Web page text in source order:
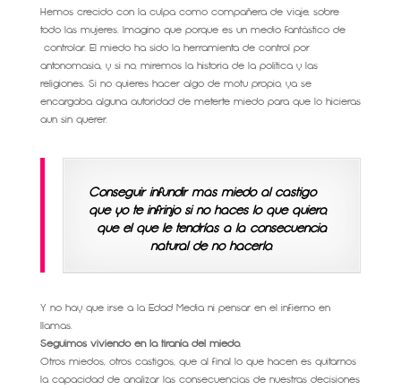
Hemos crecido con la culpa como compañera de viaje, sobre
todo las mujeres. Imagino que porque es un medio fantástico de
controlar. El miedo ha sido la herramienta de control por
antonomasia, y si no, miremos la historia de la política y las
religiones. Si no quieres hacer algo de motu propio, ya se
encargaba alguna autoridad de meterte miedo para que lo hicieras
aun sin querer.
Conseguir infundir más miedo al castigo
que yo te infrinjo si no haces lo que quiero,
que el que le tendrías a la consecuencia
natural de no hacerlo.
Y no hay que irse a la Edad Media ni pensar en el infierno en
llamas.
Seguimos viviendo en la tiranía del miedo.
Otros miedos, otros castigos, que al final lo que hacen es quitarnos
la capacidad de analizar las consecuencias de nuestras decisiones